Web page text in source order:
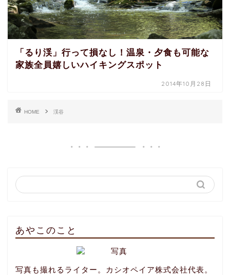
「るり渓」行って損なし！温泉・夕食も可能な
家族全員嬉しいハイキングスポット
2014年10月28日
HOME 渓谷
あやこのこと
写真も撮れるライター。カシオペイア株式会社代表。